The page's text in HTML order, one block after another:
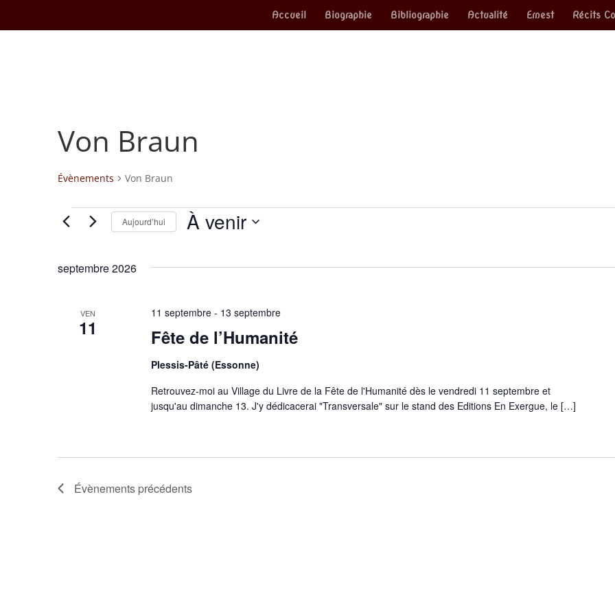
Accueil Biographie Bibliographie Actualité Ernest Récits
Von Braun
Évènements Von Braun
Évènements
Aujourd’hui À venir
date.
septembre 2026
VEN
11 Fête de l’Humanité
11 septembre- 13 septembre
Plessis-Pâté (Essonne)
Retrouvez-moi au Village du Livre de la Fête de l'Humanité dès le vendredi 11 septembre et
jusqu'au dimanche 13. J'y dédicacerai "Transversale" sur le stand des Editions En Exergue, le […]
Évènements précédents